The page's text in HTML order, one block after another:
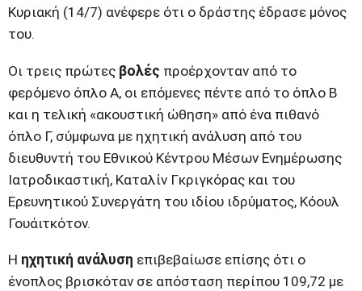
Κυριακή (14/7) ανέφερε ότι ο δράστης έδρασε μόνος
του.
Οι τρεις πρώτες βολές προέρχονταν από το
φερόμενο όπλο Α, οι επόμενες πέντε από το όπλο Β
και η τελική «ακουστική ώθηση» από ένα πιθανό
όπλο Γ, σύμφωνα με ηχητική ανάλυση από του
διευθυντή του Εθνικού Κέντρου Μέσων Ενημέρωσης
Ιατροδικαστική, Καταλίν Γκριγκόρας και του
Ερευνητικού Συνεργάτη του ιδίου ιδρύματος, Κόουλ
Γουάιτκότον.
Η ηχητική ανάλυση επιβεβαίωσε επίσης ότι ο
ένοπλος βρισκόταν σε απόσταση περίπου 109,72 με